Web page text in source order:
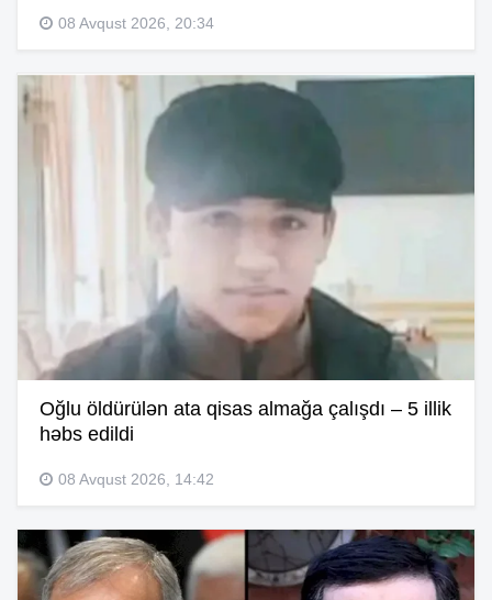
08 Avqust 2026, 20:34
Oğlu öldürülən ata qisas almağa çalışdı – 5 illik
həbs edildi
08 Avqust 2026, 14:42